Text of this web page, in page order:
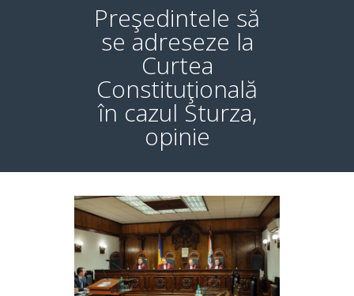
Preşedintele să
se adreseze la
Curtea
Constituţională
în cazul Sturza,
opinie